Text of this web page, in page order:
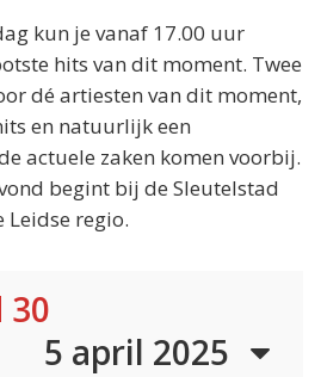
kun je vanaf 17.00 uur
hits van dit moment. Twee
dé artiesten van dit moment,
en natuurlijk een
actuele zaken komen voorbij.
begint bij de Sleutelstad
Leidse regio.
30
5 april 2025